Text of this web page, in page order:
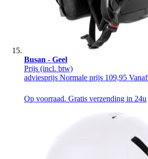
Busan - Geel
Prijs (incl. btw)
adviesprijs Normale prijs 109,95 Vanaf
Op voorraad. Gratis verzending in 24u